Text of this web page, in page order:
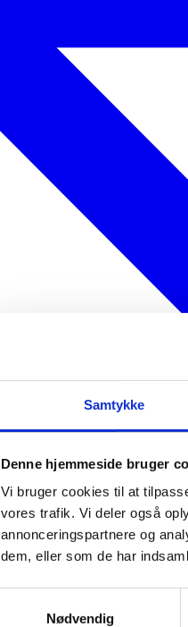
Samtykke
Denne hjemmeside bruger
Vi bruger cookies til at
vores trafik. Vi deler også
annonceringspartnere og
dem, eller som de har
Nødvendig